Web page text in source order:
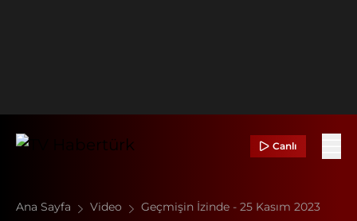
Canlı
Ana Sayfa Video
Geçmişin İzinde - 25 Kasım 2023